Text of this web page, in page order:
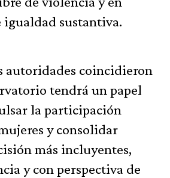
igualdad sustantiva.
autoridades coincidieron
tendrá un papel
la participación
y consolidar
más incluyentes,
y con perspectiva de